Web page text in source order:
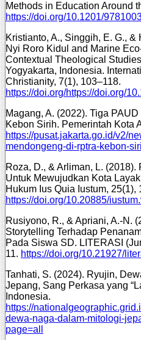
Methods in Education Around
https://doi.org/10.1201/
Kristianto, A., Singgih, E. G.,
Nyi Roro Kidul and Marine
Contextual Theological
Yogyakarta, Indonesia.
Christianity, 7(1), 103–118.
https://doi.org/https://doi.org/
Magang, A. (2022). Tiga
Kebon Sirih. Pemerintah Kota
https://pusat.jakarta.go.id/v2/
mendongeng-di-rptra-kebon-
Roza, D., & Arliman, L.
Untuk Mewujudkan Kota
Hukum Ius Quia Iustum, 25(1),
https://doi.org/10.20885/
Rusiyono, R., & Apriani, A.-N.
Storytelling Terhadap
Pada Siswa SD. LITERASI
11. https://doi.org/10.21927/
Tanhati, S. (2024). Ryujin,
Jepang, Sang Perkasa yang
Indonesia.
https://
dewa-naga-dalam-mitologi-
page=all